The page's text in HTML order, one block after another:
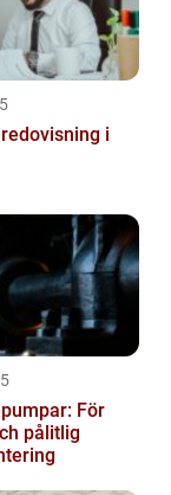
i
För
pålitlig